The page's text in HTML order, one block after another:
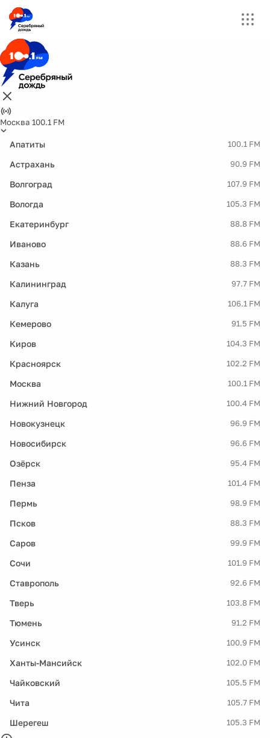
Москва 100.1 FM
Апатиты 100.1 FM
Астрахань 90.9 FM
Волгоград 107.9 FM
Вологда 105.3 FM
Екатеринбург 88.8 FM
Иваново 88.6 FM
Казань 88.3 FM
Калининград 97.7 FM
Калуга 106.1 FM
Кемерово 91.5 FM
Киров 104.3 FM
Красноярск 102.2 FM
Москва 100.1 FM
Нижний Новгород 100.4 FM
Новокузнецк 96.9 FM
Новосибирск 96.6 FM
Озёрск 95.4 FM
Пенза 101.4 FM
Пермь 98.9 FM
Псков 88.3 FM
Саров 99.9 FM
Сочи 101.9 FM
Ставрополь 92.6 FM
Тверь 103.8 FM
Тюмень 91.2 FM
Усинск 100.9 FM
Ханты-Мансийск 102.0 FM
Чайковский 105.5 FM
Чита 105.7 FM
Шерегеш 105.3 FM